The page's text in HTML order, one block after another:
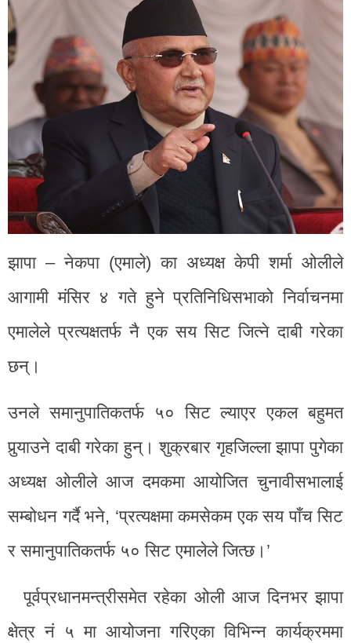
झापा – नेकपा (एमाले) का अध्यक्ष केपी शर्मा ओलीले
आगामी मंसिर ४ गते हुने प्रतिनिधिसभाको निर्वाचनमा
एमालेले प्रत्यक्षतर्फ नै एक सय सिट जित्ने दाबी गरेका
छन्।
उनले समानुपातिकतर्फ ५० सिट ल्याएर एकल बहुमत
पुर्‍याउने दाबी गरेका हुन्। शुक्रबार गृहजिल्ला झापा पुगेका
अध्यक्ष ओलीले आज दमकमा आयोजित चुनावीसभालाई
सम्बोधन गर्दै भने, ‘प्रत्यक्षमा कमसेकम एक सय पाँच सिट
र समानुपातिकतर्फ ५० सिट एमालेले जित्छ।’
पूर्वप्रधानमन्त्रीसमेत रहेका ओली आज दिनभर झापा
क्षेत्र नं ५ मा आयोजना गरिएका विभिन्न कार्यक्रममा